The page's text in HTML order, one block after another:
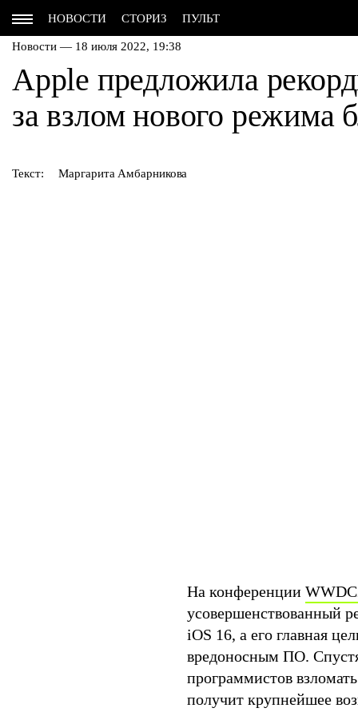
НОВОСТИ СТОРИЗ ПУЛЬТ
Новости — 18 июля 2022, 19:38
Apple предложила
за взлом нового режима
Текст: Маргарита Амбарникова
На конференции
усовершенствованный
iOS 16, а его главная
вредоносным ПО.
программистов
получит крупнейшее